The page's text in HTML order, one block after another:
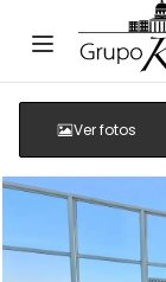
Ver fotos